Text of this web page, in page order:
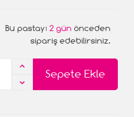
Bu pastayı 2 gün önceden
sipariş edebilirsiniz.
Sepete Ekle